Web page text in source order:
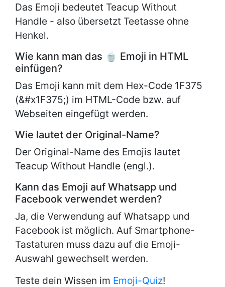
Das Emoji bedeutet Teacup Without
Handle - also übersetzt Teetasse ohne
Henkel.
Wie kann man das 🍵 Emoji in HTML
einfügen?
Das Emoji kann mit dem Hex-Code 1F375
(&#x1F375;) im HTML-Code bzw. auf
Webseiten eingefügt werden.
Wie lautet der Original-Name?
Der Original-Name des Emojis lautet
Teacup Without Handle (engl.).
Kann das Emoji auf Whatsapp und
Facebook verwendet werden?
Ja, die Verwendung auf Whatsapp und
Facebook ist möglich. Auf Smartphone-
Tastaturen muss dazu auf die Emoji-
Auswahl gewechselt werden.
Teste dein Wissen im Emoji-Quiz!